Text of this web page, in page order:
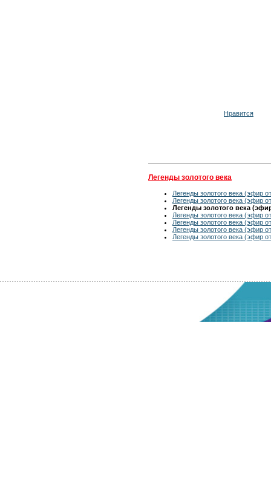
Нравится
Легенды золотого века
Легенды золотого века (эфир
Легенды золотого века (эфир
Легенды золотого века
Легенды золотого века (эфир
Легенды золотого века (эфир
Легенды золотого века (эфир
Легенды золотого века (эфир